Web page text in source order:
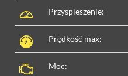
Przyspieszenie:
Prędkość max:
Moc: